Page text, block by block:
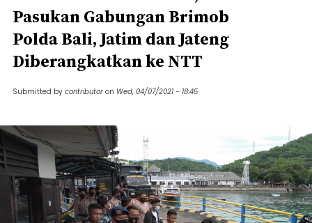
Pasukan Gabungan Brimob
Polda Bali, Jatim dan Jateng
Diberangkatkan ke NTT
Submitted by contributor on Wed, 04/07/2021 - 18:45